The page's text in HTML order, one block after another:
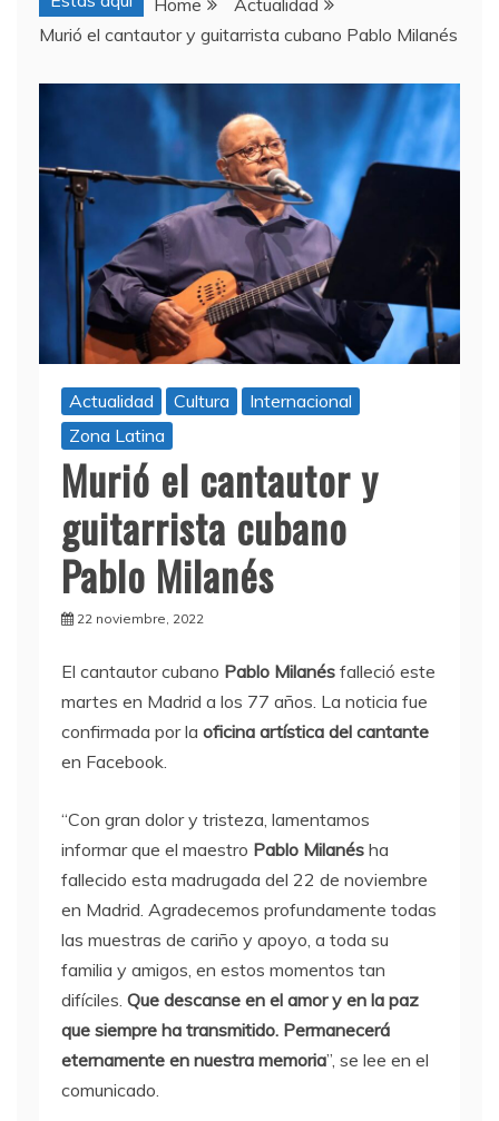
Home
Actualidad
Murió el cantautor y guitarrista cubano Pablo Milanés
Actualidad Cultura
Internacional
Zona Latina
Murió el cantautor y
guitarrista cubano
Pablo Milanés
22 noviembre, 2022
El cantautor cubano Pablo Milanés falleció este
martes en Madrid a los 77 años. La noticia fue
confirmada por la oficina artística del cantante
en Facebook.
“Con gran dolor y tristeza, lamentamos
informar que el maestro Pablo Milanés ha
fallecido esta madrugada del 22 de noviembre
en Madrid. Agradecemos profundamente todas
las muestras de cariño y apoyo, a toda su
familia y amigos, en estos momentos tan
difíciles. Que descanse en el amor y en la paz
que siempre ha transmitido. Permanecerá
eternamente en nuestra memoria”, se lee en el
comunicado.